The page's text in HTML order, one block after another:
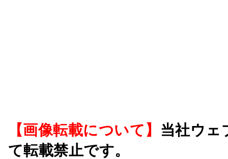
【画像転載について】 当社ウェ
て転載禁止です。